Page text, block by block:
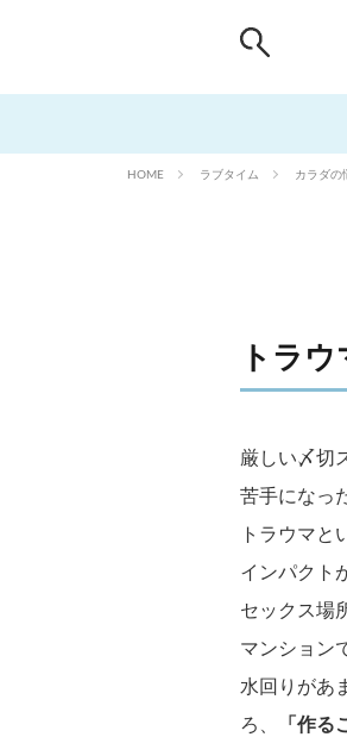
HOME ラブタイム カラダの
トラ
厳しい〆切
苦手になっ
トラウマと
インパクト
セックス場
マンション
水回りがあ
ろ、
「作